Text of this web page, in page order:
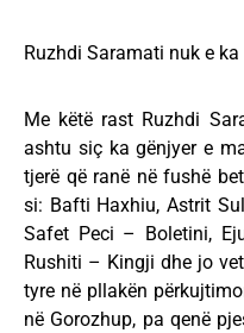
Ruzhdi Saramati nuk e
Me këtë rast Ruzhdi
ashtu siç ka gënjyer e
tjerë që ranë në fushë
si: Bafti Haxhiu, Astrit
Safet Peci – Boletini,
Rushiti – Kingji dhe jo
tyre në pllakën
në Gorozhup, pa qenë